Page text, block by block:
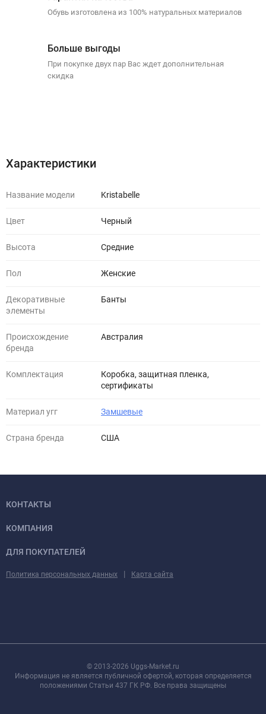
Обувь изготовлена из 100% натуральных материалов
Больше выгоды
При покупке двух пар Вас ждет дополнительная
скидка
Характеристики
Название модели Kristabelle
Цвет Черный
Высота Средние
Пол Женские
Декоративные
элементы
Банты
Происхождение
бренда
Австралия
Комплектация
Коробка, защитная пленка,
сертификаты
Материал угг Замшевые
Страна бренда США
КОНТАКТЫ
КОМПАНИЯ
ДЛЯ ПОКУПАТЕЛЕЙ
Политика персональных данных | Карта сайта
© 2013-2026 Uggs-Market.ru
Информация не является публичной офертой, которая определяется
положениями Статьи 437 ГК РФ. Все права защищены